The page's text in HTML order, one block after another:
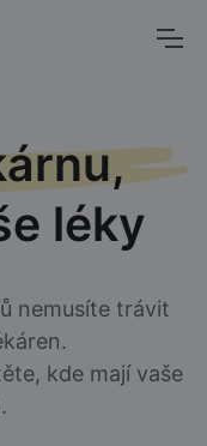
léky
nemusíte trávit
kde mají vaše